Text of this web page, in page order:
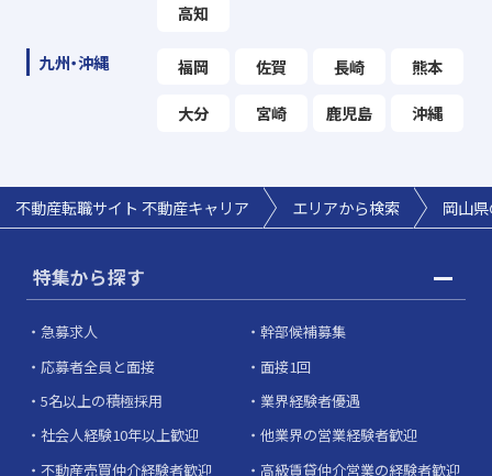
高知
九州・沖縄 福岡 佐賀 長崎 熊本
大分 宮崎 鹿児島 沖縄
不動産転職サイト 不動産キャリア エリアから検索 岡山
特集から探す
急募求人
幹部候補募集
応募者全員と面接
面接1回
5名以上の積極採用
業界経験者優遇
社会人経験10年以上歓迎
他業界の営業経験者歓迎
不動産売買仲介経験者歓迎
高級賃貸仲介営業の経験者歓迎